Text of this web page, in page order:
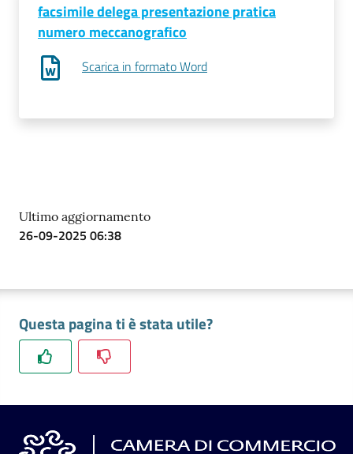
facsimile delega presentazione pratica
numero meccanografico
Scarica in formato Word
Ultimo aggiornamento
26-09-2025 06:38
Questa pagina ti è stata utile?